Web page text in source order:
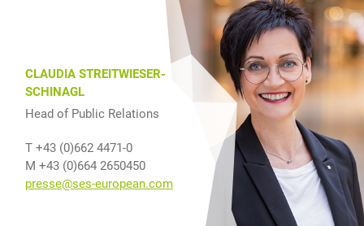
CLAUDIA STREITWIESER-
SCHINAGL
Head of Public Relations
T +43 (0)662 4471-0
M +43 (0)664 2650450
presse@ses-european.com